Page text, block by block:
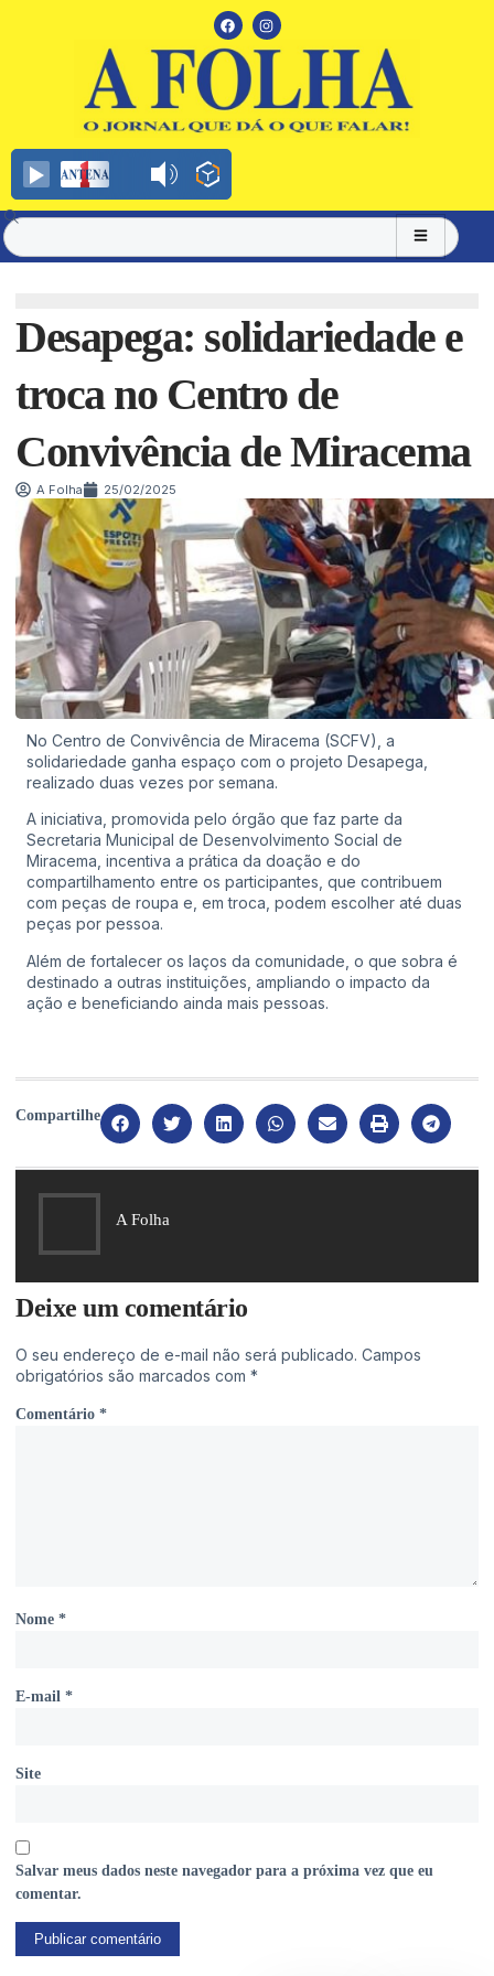
Desapega: solidariedade e
troca no Centro de
Convivência de Miracema
A Folha 25/02/2025
No Centro de Convivência de Miracema (SCFV), a
solidariedade ganha espaço com o projeto Desapega,
realizado duas vezes por semana.
A iniciativa, promovida pelo órgão que faz parte da
Secretaria Municipal de Desenvolvimento Social de
Miracema, incentiva a prática da doação e do
compartilhamento entre os participantes, que contribuem
com peças de roupa e, em troca, podem escolher até duas
peças por pessoa.
Além de fortalecer os laços da comunidade, o que sobra é
destinado a outras instituições, ampliando o impacto da
ação e beneficiando ainda mais pessoas.
Compartilhe
A Folha
Deixe um comentário
O seu endereço de e-mail não será publicado. Campos
obrigatórios são marcados com *
Comentário *
Nome *
E-mail *
Site
Salvar meus dados neste navegador para a próxima vez que eu
comentar.